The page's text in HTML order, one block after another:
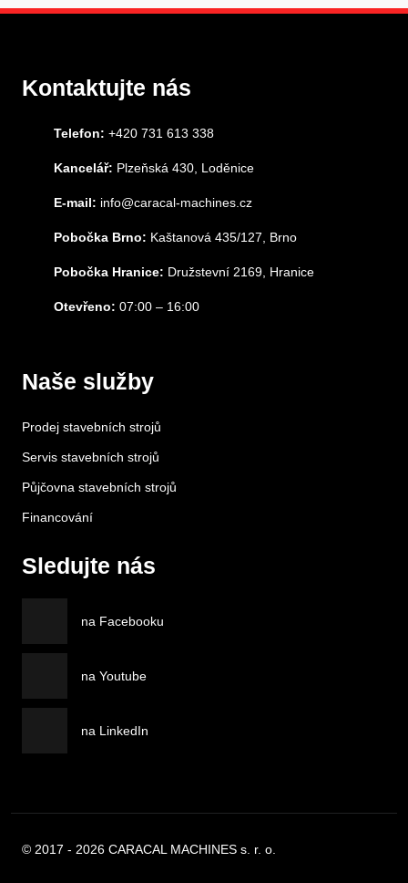
Kontaktujte nás
Telefon: +420 731 613 338
Kancelář: Plzeňská 430, Loděnice
E-mail: info@caracal-machines.cz
Pobočka Brno: Kaštanová 435/127, Brno
Pobočka Hranice: Družstevní 2169, Hranice
Otevřeno: 07:00 – 16:00
Naše služby
Prodej stavebních strojů
Servis stavebních strojů
Půjčovna stavebních strojů
Financování
Sledujte nás
na Facebooku
na Youtube
na LinkedIn
© 2017 - 2026 CARACAL MACHINES s. r. o.